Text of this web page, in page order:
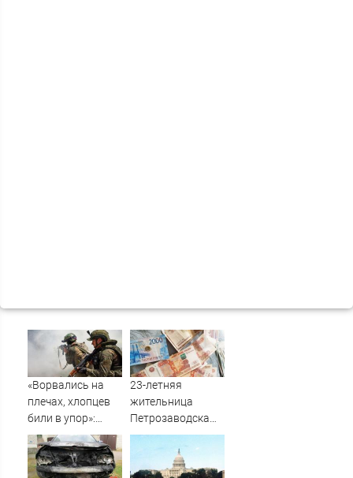
«Ворвались на
плечах, хлопцев
били в упор»:
Алексеево-
Дружковка стала
могильником для
23-летняя
жительница
Петрозаводска
вынесла все
деньги из дома
родителей